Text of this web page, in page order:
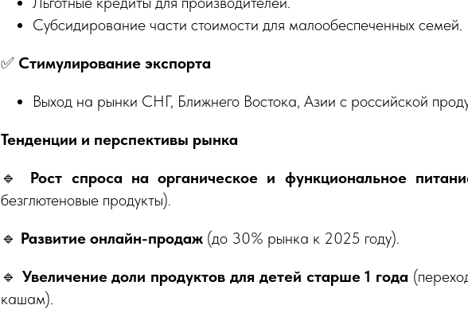
Субсидирование части стоимости для малообеспеченных семей.
✅ Стимулирование экспорта
Выход на рынки СНГ, Ближнего Востока, Азии с российской
Тенденции и перспективы рынка
🔹 Рост спроса на органическое и функциональное
безглютеновые продукты).
🔹 Развитие онлайн-продаж (до 30% рынка к 2025 году).
🔹 Увеличение доли продуктов для детей старше 1 года
кашам).